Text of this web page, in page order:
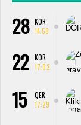
28 KOR
14:58
22
KOR
17:02
15
QER
17:29